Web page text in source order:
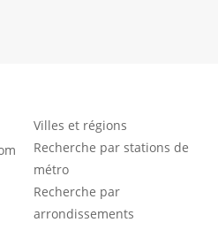
Villes et régions
Recherche par stations de
métro
Recherche par
arrondissements